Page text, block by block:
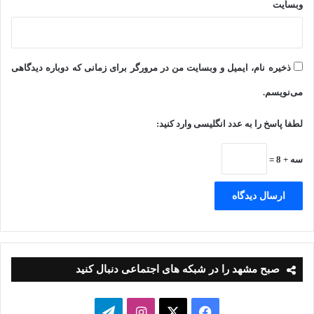
وی درباره چهارمین نکته اظهار کرد: چهارمین نکته به نحوه مدیریت
می‌شود. در شرایط بحرانی، توصیه می‌شود تعاملات مالی با
حداقل برسد و تمرکز بر فروش نقدی باشد. حتی اگر برخی
قراردادهای اقساطی با قیمت‌گذاری بالاتر منعقد شوند، در شرایط
بی‌ثباتی، ریسک‌های ناشی از آن‌ها می‌تواند برای کسب‌وکارها
چالش‌برانگیز باشد؛ بنابراین، حفظ نقدینگی باید در اولویت قرار گیرد.
عضو پژوهشکده گردشگری جهاد دانشگاهی خراسان رضوی نکته آخر
را مدیریت منابع مالی داخلی اعلام و اظهار کرد: کسب‌وکارها باید
وبسایت
ذخیره نام، ایمیل و وبسایت من در مرورگر برای زمانی که دوباره دیدگاهی
می‌نویسم.
لطفا پاسخ را به عدد انگلیسی وارد کنید:
سه + 8 =
صبح مشهد را در شبکه های اجتماعی دنبال کنید